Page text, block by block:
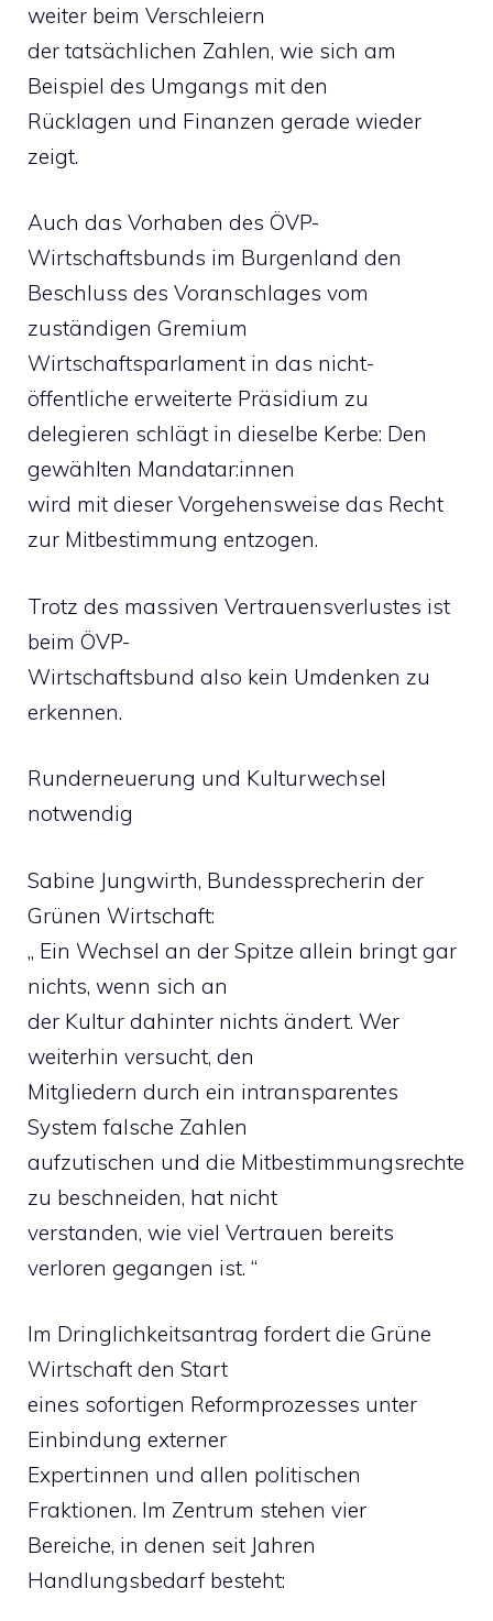
weiter beim Verschleiern
der tatsächlichen Zahlen, wie sich am
Beispiel des Umgangs mit den
Rücklagen und Finanzen gerade wieder
zeigt.
Auch das Vorhaben des ÖVP-
Wirtschaftsbunds im Burgenland den
Beschluss des Voranschlages vom
zuständigen Gremium
Wirtschaftsparlament in das nicht-
öffentliche erweiterte Präsidium zu
delegieren schlägt in dieselbe Kerbe: Den
gewählten Mandatar:innen
wird mit dieser Vorgehensweise das Recht
zur Mitbestimmung entzogen.
Trotz des massiven Vertrauensverlustes ist
beim ÖVP-
Wirtschaftsbund also kein Umdenken zu
erkennen.
Runderneuerung und Kulturwechsel
notwendig
Sabine Jungwirth, Bundessprecherin der
Grünen Wirtschaft:
„ Ein Wechsel an der Spitze allein bringt gar
nichts, wenn sich an
der Kultur dahinter nichts ändert. Wer
weiterhin versucht, den
Mitgliedern durch ein intransparentes
System falsche Zahlen
aufzutischen und die Mitbestimmungsrechte
zu beschneiden, hat nicht
verstanden, wie viel Vertrauen bereits
verloren gegangen ist. “
Im Dringlichkeitsantrag fordert die Grüne
Wirtschaft den Start
eines sofortigen Reformprozesses unter
Einbindung externer
Expert:innen und allen politischen
Fraktionen. Im Zentrum stehen vier
Bereiche, in denen seit Jahren
Handlungsbedarf besteht: